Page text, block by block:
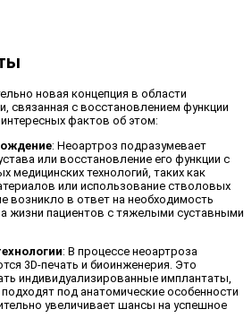
новая концепция в области
связанная с восстановлением функции
фактов об этом:
: Неоартроз подразумевает
или восстановление его функции с
медицинских технологий, таких как
или использование стволовых
возникло в ответ на необходимость
жизни пациентов с тяжелыми суставными
: В процессе неоартроза
3D-печать и биоинженерия. Это
индивидуализированные имплантаты,
под анатомические особенности
увеличивает шансы на успешное